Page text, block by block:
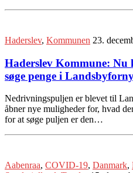
Haderslev, Kommunen 23.
Haderslev Kommune:
søge penge i
Nedrivningspuljen er blevet til
åbner nye muligheder for, hvad
for at søge puljen er den…
Aabenraa, COVID-19, Danmark,